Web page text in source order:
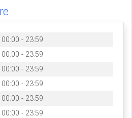
00:00 - 23:59
00:00 - 23:59
00:00 - 23:59
00:00 - 23:59
00:00 - 23:59
00:00 - 23:59